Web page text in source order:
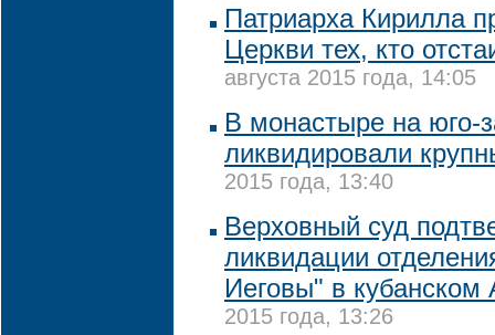
Патриарха Кирилла
Церкви тех, кто
августа 2015 года, 14:05
В монастыре на юго-
ликвидировали
2015 года, 13:40
Верховный суд
ликвидации
Иеговы" в кубанском
2015 года, 13:26